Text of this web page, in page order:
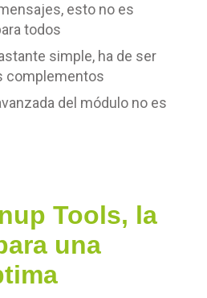
esto no es
todos
simple, ha de ser
complementos
del módulo no es
Tools, la
una